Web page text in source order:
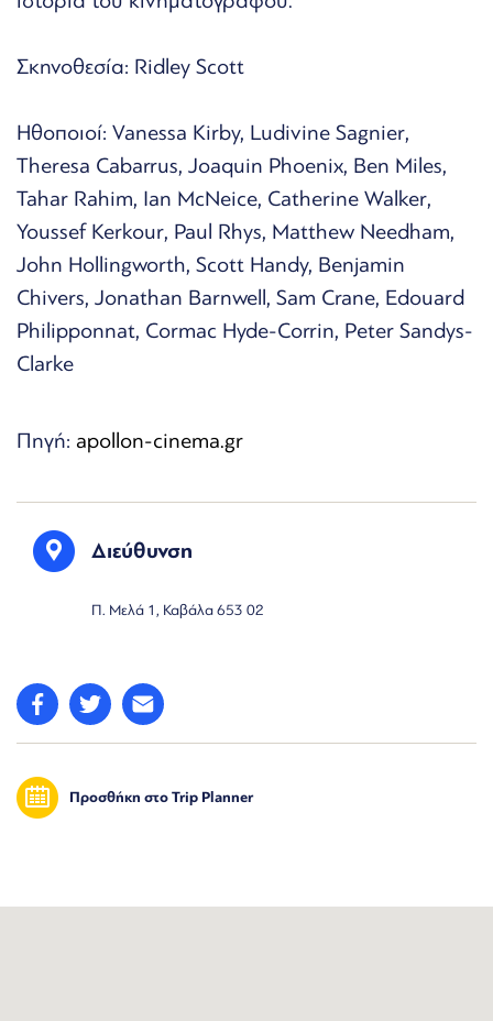
Σκηνοθεσία: Ridley Scott
Ηθοποιοί: Vanessa Kirby, Ludivine Sagnier,
Theresa Cabarrus, Joaquin Phoenix, Ben Miles,
Tahar Rahim, Ian McNeice, Catherine Walker,
Youssef Kerkour, Paul Rhys, Matthew Needham,
John Hollingworth, Scott Handy, Benjamin
Chivers, Jonathan Barnwell, Sam Crane, Edouard
Philipponnat, Cormac Hyde-Corrin, Peter Sandys-
Clarke
Πηγή: apollon-cinema.gr
Διεύθυνση
Π. Μελά 1, Καβάλα 653 02
Προσθήκη στο Trip Planner